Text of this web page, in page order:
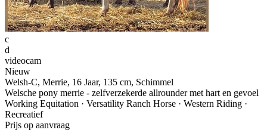
c
d
videocam
Nieuw
Welsh-C, Merrie, 16 Jaar, 135 cm, Schimmel
Welsche pony merrie - zelfverzekerde allrounder met hart en gevoel
Working Equitation · Versatility Ranch Horse · Western Riding ·
Recreatief
Prijs op aanvraag